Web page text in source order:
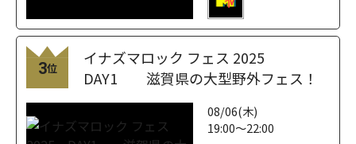
3位
イナズマロック フェス 2025
DAY1 滋賀県の大型野外フェス！
08/06(木)
19:00～22:00